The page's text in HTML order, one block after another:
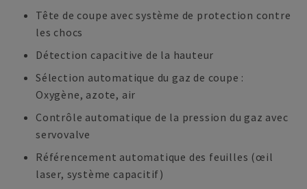
Tête de coupe avec système de protection contre
les chocs
Détection capacitive de la hauteur
Sélection automatique du gaz de coupe :
Oxygène, azote, air
Contrôle automatique de la pression du gaz avec
servovalve
Référencement automatique des feuilles (œil
laser, système capacitif)